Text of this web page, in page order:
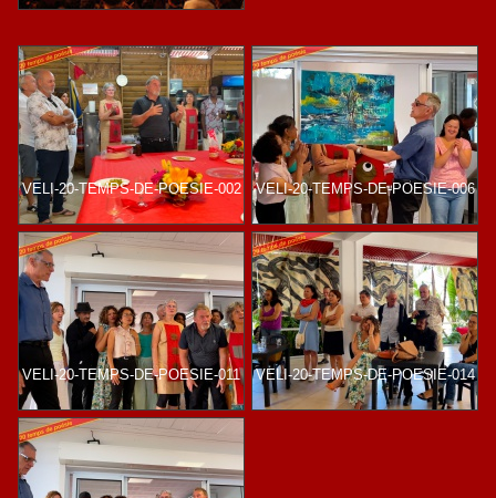
VELI-20-TEMPS-DE-POESIE-002 VELI-20-TEMPS-DE-POESIE-006
VELI-20-TEMPS-DE-POESIE-011 VELI-20-TEMPS-DE-POESIE-014